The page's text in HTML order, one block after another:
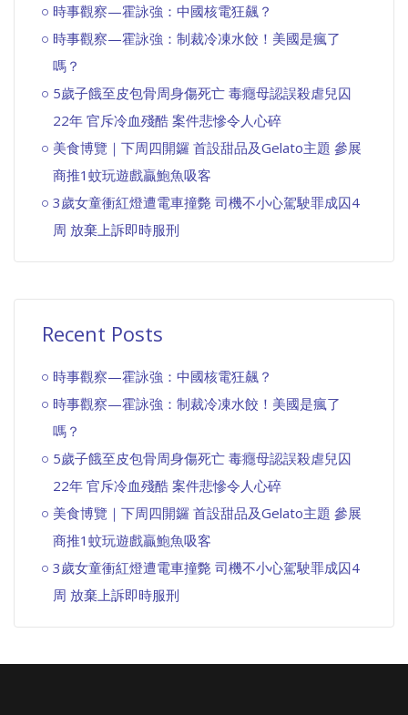
時事觀察—霍詠強：中國核電狂飆？
時事觀察—霍詠強：制裁冷凍水餃！美國是瘋了
嗎？
5歲子餓至皮包骨周身傷死亡 毒癮母認誤殺虐兒囚
22年 官斥冷血殘酷 案件悲慘令人心碎
美食博覽｜下周四開鑼 首設甜品及Gelato主題 參展
商推1蚊玩遊戲贏鮑魚吸客
3歲女童衝紅燈遭電車撞斃 司機不小心駕駛罪成囚4
周 放棄上訴即時服刑
Recent Posts
時事觀察—霍詠強：中國核電狂飆？
時事觀察—霍詠強：制裁冷凍水餃！美國是瘋了
嗎？
5歲子餓至皮包骨周身傷死亡 毒癮母認誤殺虐兒囚
22年 官斥冷血殘酷 案件悲慘令人心碎
美食博覽｜下周四開鑼 首設甜品及Gelato主題 參展
商推1蚊玩遊戲贏鮑魚吸客
3歲女童衝紅燈遭電車撞斃 司機不小心駕駛罪成囚4
周 放棄上訴即時服刑